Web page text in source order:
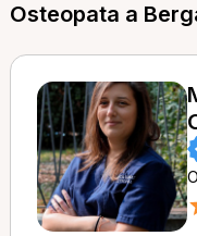
Osteopata a